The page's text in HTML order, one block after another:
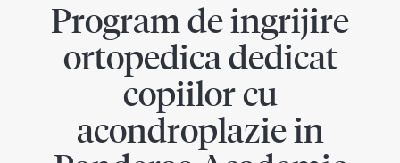
Program de ingrijire
ortopedica dedicat
copiilor cu
acondroplazie in